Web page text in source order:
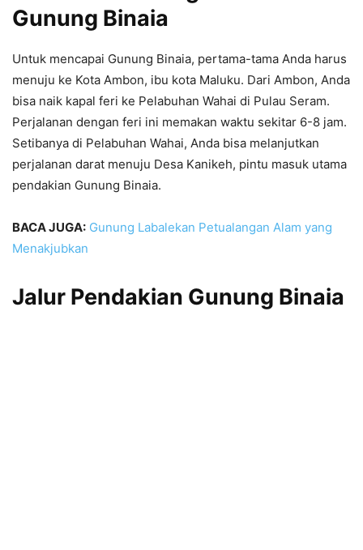
Gunung Binaia
Untuk mencapai Gunung Binaia, pertama-tama Anda harus
menuju ke Kota Ambon, ibu kota Maluku. Dari Ambon, Anda
bisa naik kapal feri ke Pelabuhan Wahai di Pulau Seram.
Perjalanan dengan feri ini memakan waktu sekitar 6-8 jam.
Setibanya di Pelabuhan Wahai, Anda bisa melanjutkan
perjalanan darat menuju Desa Kanikeh, pintu masuk utama
pendakian Gunung Binaia.
BACA JUGA: Gunung Labalekan Petualangan Alam yang
Menakjubkan
Jalur Pendakian Gunung Binaia